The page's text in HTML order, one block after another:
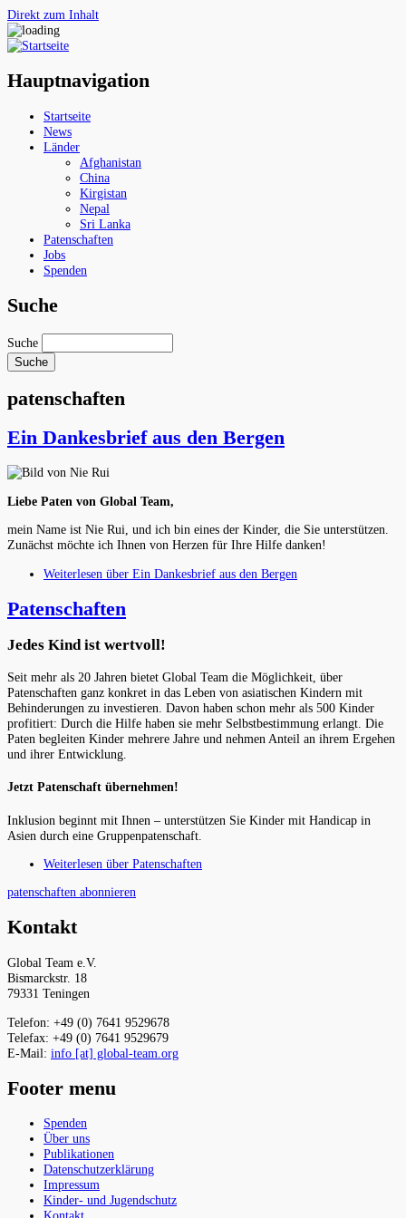
Direkt zum Inhalt
Hauptnavigation
Startseite
News
Länder
Afghanistan
China
Kirgistan
Nepal
Sri Lanka
Patenschaften
Jobs
Spenden
Suche
Suche
patenschaften
Ein Dankesbrief aus den Bergen
Liebe Paten von Global Team,
mein Name ist Nie Rui, und ich bin eines der Kinder, die Sie unterstützen.
Zunächst möchte ich Ihnen von Herzen für Ihre Hilfe danken!
Weiterlesen über Ein Dankesbrief aus den Bergen
Patenschaften
Jedes Kind ist wertvoll!
Seit mehr als 20 Jahren bietet Global Team die Möglichkeit, über
Patenschaften ganz konkret in das Leben von asiatischen Kindern mit
Behinderungen zu investieren. Davon haben schon mehr als 500 Kinder
profitiert: Durch die Hilfe haben sie mehr Selbstbestimmung erlangt. Die
Paten begleiten Kinder mehrere Jahre und nehmen Anteil an ihrem Ergehen
und ihrer Entwicklung.
Jetzt Patenschaft übernehmen!
Inklusion beginnt mit Ihnen – unterstützen Sie Kinder mit Handicap in
Asien durch eine Gruppenpatenschaft.
Weiterlesen über Patenschaften
patenschaften abonnieren
Kontakt
Global Team e.V.
Bismarckstr. 18
79331 Teningen
Telefon: +49 (0) 7641 9529678
Telefax: +49 (0) 7641 9529679
E-Mail: info [at] global-team.org
Footer menu
Spenden
Über uns
Publikationen
Datenschutzerklärung
Impressum
Kinder- und Jugendschutz